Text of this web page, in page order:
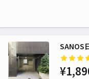
SANOS